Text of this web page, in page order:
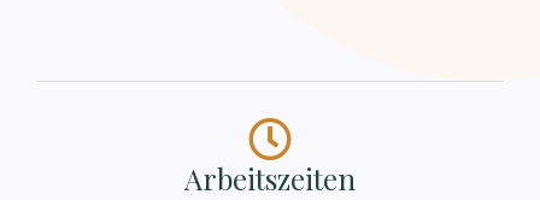
Arbeitszeiten